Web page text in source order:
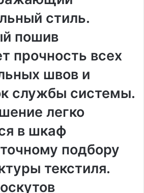
стиль.
пошив
прочность всех
швов и
службы системы.
легко
в шкаф
подбору
текстиля.